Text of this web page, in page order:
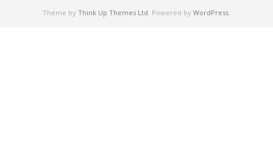
Theme by Think Up Themes Ltd . Powered by WordPress